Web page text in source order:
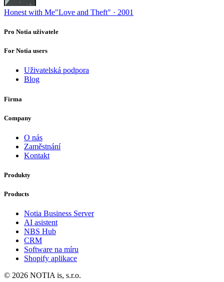
Honest with Me"Love and Theft" · 2001
Pro Notia uživatele
For Notia users
Uživatelská podpora
Blog
Firma
Company
O nás
Zaměstnání
Kontakt
Produkty
Products
Notia Business Server
AI asistent
NBS Hub
CRM
Software na míru
Shopify aplikace
© 2026 NOTIA is, s.r.o.